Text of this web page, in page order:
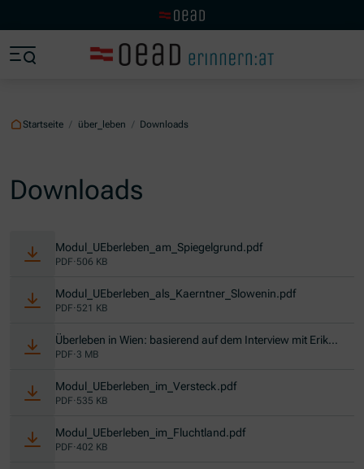
Startseite / über_leben / Downloads
Downloads
Modul_UEberleben_am_Spiegelgrund.pdf(Öffnet in neuem
PDF· 506 KB
Modul_UEberleben_als_Kaerntner_Slowenin.pdf(Öffnet in
PDF· 521 KB
Überleben in Wien: basierend auf dem Interview mit Erika
Kosnar(Öffnet in neuem Fenster)
PDF· 3 MB
Modul_UEberleben_im_Versteck.pdf(Öffnet in neuem Fenster)
PDF· 535 KB
Modul_UEberleben_im_Fluchtland.pdf(Öffnet in neuem
PDF·402 KB